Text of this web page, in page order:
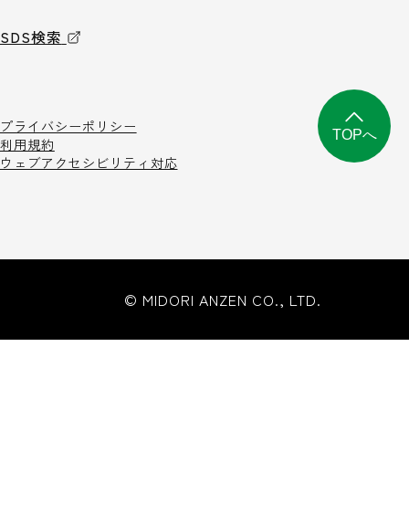
SDS検索
プライバシーポリシー
利用規約
ウェブアクセシビリティ対応
© MIDORI ANZEN CO., LTD.
TOPへ